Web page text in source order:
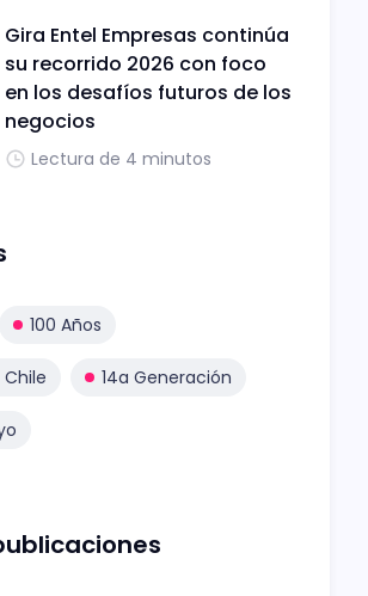
Gira Entel Empresas continúa
su recorrido 2026 con foco
en los desafíos futuros de los
negocios
Lectura de 4 minutos
100 Años
Chile 14a Generación